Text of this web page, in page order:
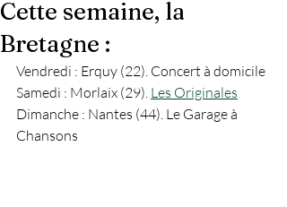
Cette semaine, la
Bretagne :
Vendredi : Erquy (22). Concert à domicile
Samedi : Morlaix (29). Les Originales
Dimanche : Nantes (44). Le Garage à
Chansons